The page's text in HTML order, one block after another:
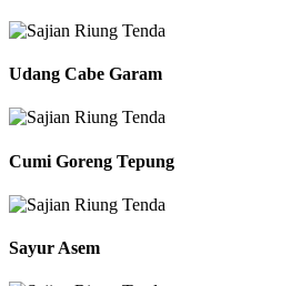
Udang Cabe Garam
Cumi Goreng Tepung
Sayur Asem